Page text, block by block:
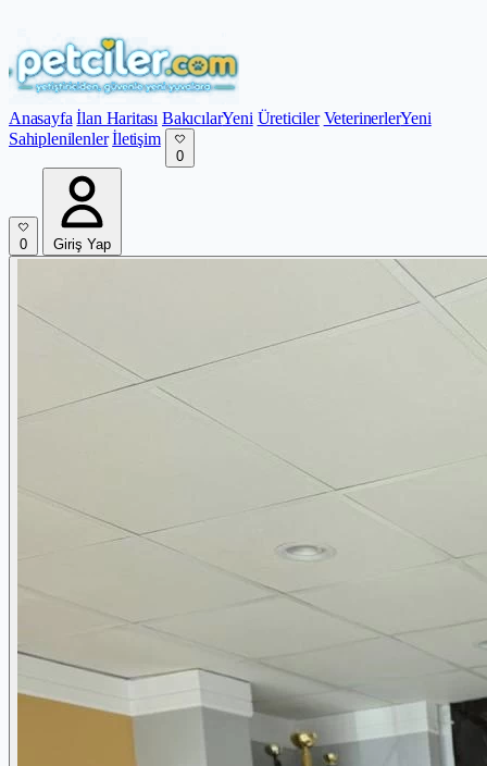
Anasayfa İlan Haritası BakıcılarYeni Üreticiler VeterinerlerYeni
Sahiplenilenler İletişim
0
0 Giriş Yap